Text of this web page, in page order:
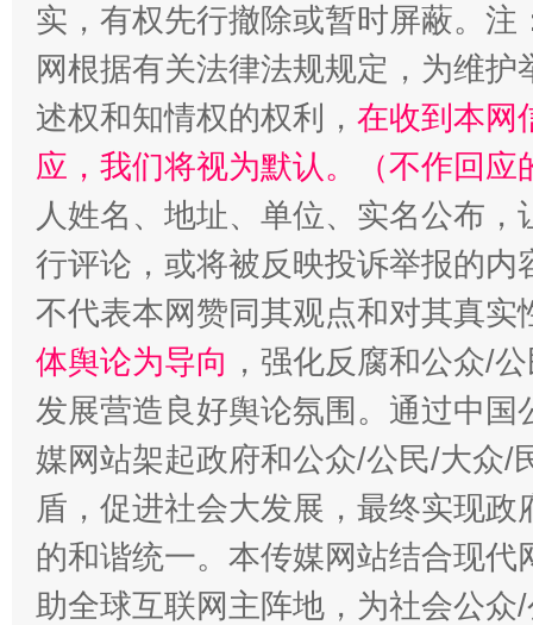
实，有权先行撤除或暂时屏蔽。
网根据有关法律法规规定，为维
述权和知情权的权利， 在收到本网
应，我们将视为默认。（不作回应
人姓名、地址、单位、实名公布
行评论，或将被反映投诉举报的
不代表本网赞同其观点和对其真实
体舆论为导向 ，强化反腐和公众/
发展营造良好舆论氛围。通过中
媒网站架起政府和公众/公民/大众/
盾，促进社会大发展，最终实现
的和谐统一。本传媒网站结合现
助全球互联网主阵地，为社会公